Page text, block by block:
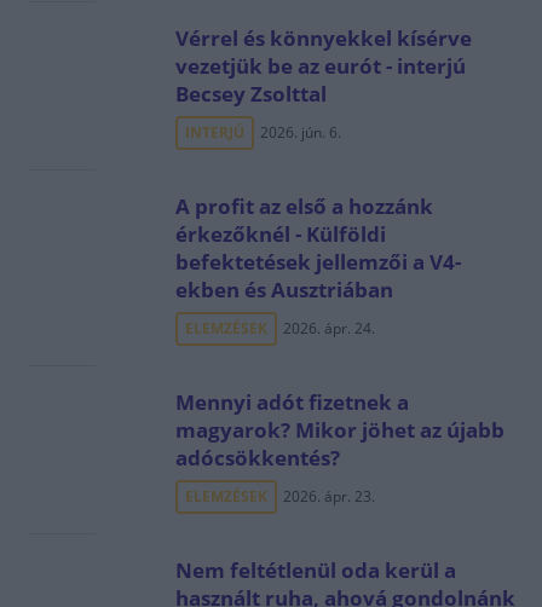
Vérrel és könnyekkel kísérve
vezetjük be az eurót - interjú
Becsey Zsolttal
INTERJÚ 2026. jún. 6.
A profit az első a hozzánk
érkezőknél - Külföldi
befektetések jellemzői a V4-
ekben és Ausztriában
ELEMZÉSEK 2026. ápr. 24.
Mennyi adót fizetnek a
magyarok? Mikor jöhet az újabb
adócsökkentés?
ELEMZÉSEK 2026. ápr. 23.
Nem feltétlenül oda kerül a
használt ruha, ahová gondolnánk